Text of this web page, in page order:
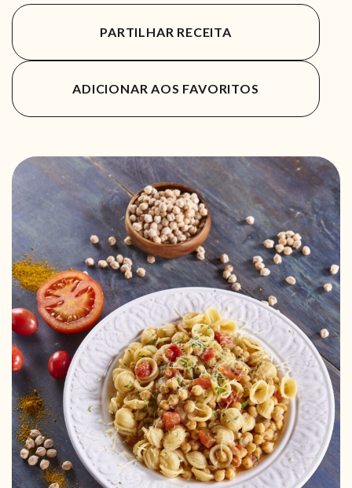
PARTILHAR RECEITA
ADICIONAR AOS FAVORITOS